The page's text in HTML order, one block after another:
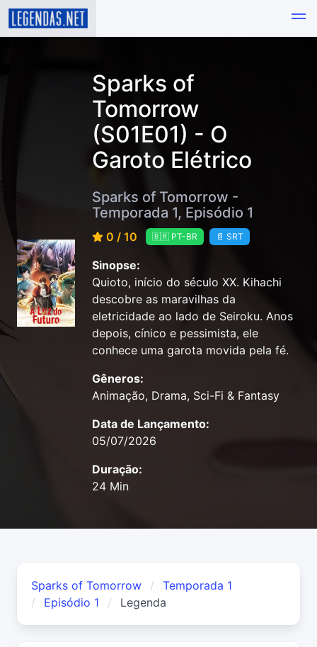
Sparks of
Tomorrow
(S01E01) - O
Garoto Elétrico
Sparks of Tomorrow -
Temporada 1, Episódio 1
0 / 10 🇧🇷 PT-BR 📄 SRT
Sinopse:
Quioto, início do século XX. Kihachi
descobre as maravilhas da
eletricidade ao lado de Seiroku. Anos
depois, cínico e pessimista, ele
conhece uma garota movida pela fé.
Gêneros:
Animação, Drama, Sci-Fi & Fantasy
Data de Lançamento:
05/07/2026
Duração:
24 Min
Sparks of Tomorrow
Temporada 1
Episódio 1
Legenda